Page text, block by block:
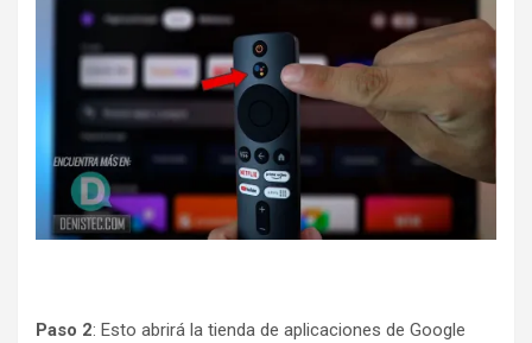
Paso 2: Esto abrirá la tienda de aplicaciones de Google